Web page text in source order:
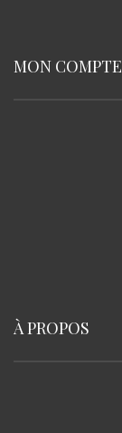
MON COMPTE
À PROPOS